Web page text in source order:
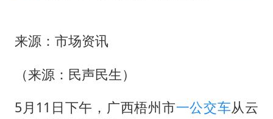
杭州全市有序停课
36岁男演员成景区NPC后人气爆棚
来源：市场资讯
（来源：民声民生）
5月11日下午，广西梧州市一公交车从云